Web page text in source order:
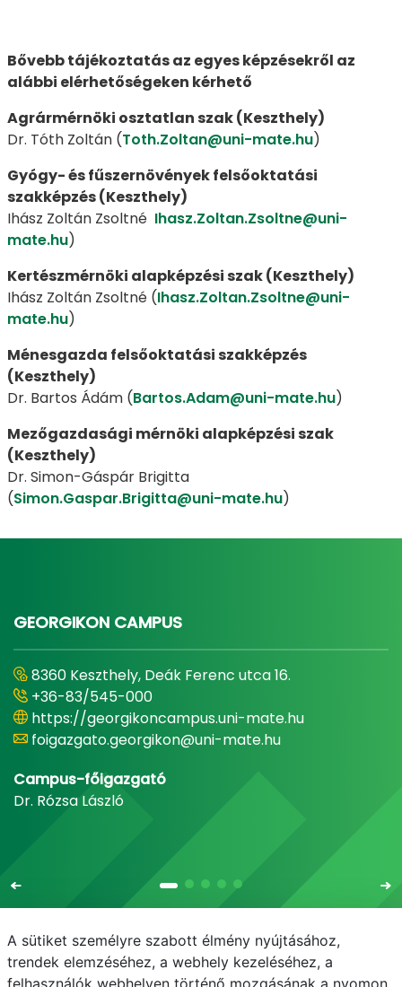
Bővebb tájékoztatás az egyes képzésekről az
alábbi elérhetőségeken kérhető
Agrármérnöki osztatlan szak (Keszthely)
Dr. Tóth Zoltán (Toth.Zoltan@uni-mate.hu)
Gyógy- és fűszernövények felsőoktatási
szakképzés (Keszthely)
Ihász Zoltán Zsoltné Ihasz.Zoltan.Zsoltne@uni-
mate.hu)
Kertészmérnöki alapképzési szak (Keszthely)
Ihász Zoltán Zsoltné (Ihasz.Zoltan.Zsoltne@uni-
mate.hu)
Ménesgazda felsőoktatási szakképzés
(Keszthely)
Dr. Bartos Ádám (Bartos.Adam@uni-mate.hu)
Mezőgazdasági mérnöki alapképzési szak
(Keszthely)
Dr. Simon-Gáspár Brigitta
(Simon.Gaspar.Brigitta@uni-mate.hu)
GEORGIKON CAMPUS
8360 Keszthely, Deák Ferenc utca 16.
+36-83/545-000
https://georgikoncampus.uni-mate.hu
foigazgato.georgikon@uni-mate.hu
Campus-főigazgató
Dr. Rózsa László
A sütiket személyre szabott élmény nyújtásához,
trendek elemzéséhez, a webhely kezeléséhez, a
felhasználók webhelyen történő mozgásának a nyomon